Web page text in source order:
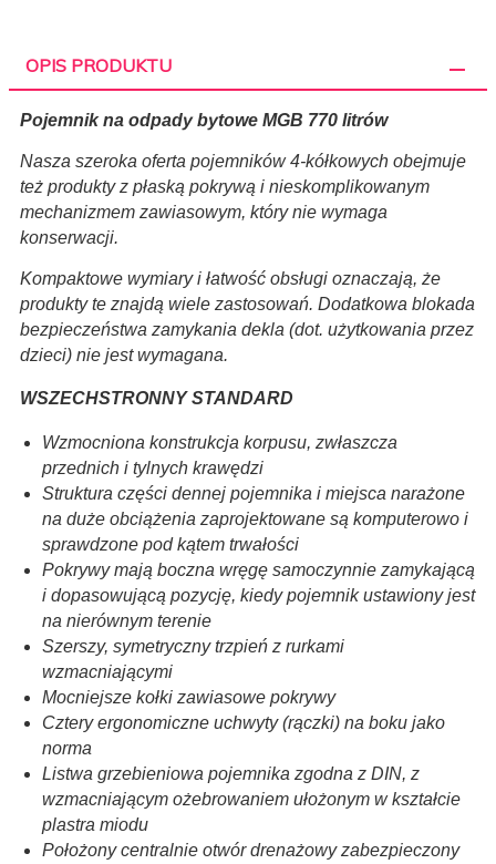
OPIS PRODUKTU
Pojemnik na odpady bytowe MGB 770 litrów
Nasza szeroka oferta pojemników 4-kółkowych obejmuje
też produkty z płaską pokrywą i nieskomplikowanym
mechanizmem zawiasowym, który nie wymaga
konserwacji.
Kompaktowe wymiary i łatwość obsługi oznaczają, że
produkty te znajdą wiele zastosowań. Dodatkowa blokada
bezpieczeństwa zamykania dekla (dot. użytkowania przez
dzieci) nie jest wymagana.
WSZECHSTRONNY STANDARD
Wzmocniona konstrukcja korpusu, zwłaszcza
przednich i tylnych krawędzi
Struktura części dennej pojemnika i miejsca narażone
na duże obciążenia zaprojektowane są komputerowo i
sprawdzone pod kątem trwałości
Pokrywy mają boczna wręgę samoczynnie zamykającą
i dopasowującą pozycję, kiedy pojemnik ustawiony jest
na nierównym terenie
Szerszy, symetryczny trzpień z rurkami
wzmacniającymi
Mocniejsze kołki zawiasowe pokrywy
Cztery ergonomiczne uchwyty (rączki) na boku jako
norma
Listwa grzebieniowa pojemnika zgodna z DIN, z
wzmacniającym ożebrowaniem ułożonym w kształcie
plastra miodu
Położony centralnie otwór drenażowy zabezpieczony